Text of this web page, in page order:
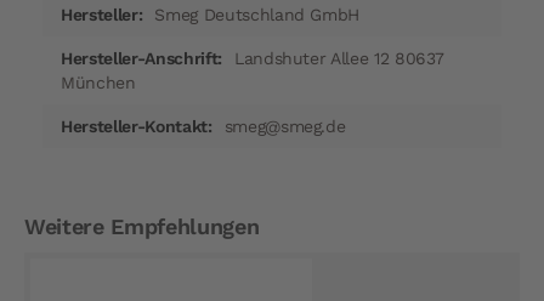
Smeg Deutschland GmbH
Landshuter Allee 12 80637
München
smeg@smeg.de
Weitere Empfehlungen